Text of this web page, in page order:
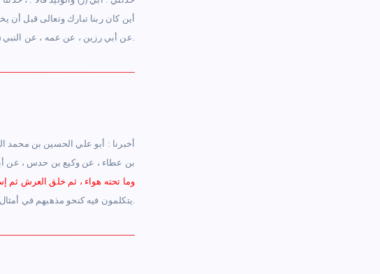
أين كان ربنا تبارك وتعالى قبل أن
عن أبي رزين ، عن عمه ، عن النبي (ص) مثله ، قال الأصمعي رحمه الله : العماء : السحاب الأبيض.
بن عطاء ، عن وكيع بن حدس ، عن
وما تحته هواء ، ثم خلق العرش ثم
يتكلمون فيه كنحو مذهبهم في أمثال ذلك.